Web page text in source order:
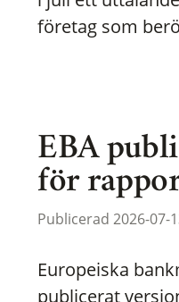
företag som
EBA
för
Publicerad 2026-07-
Europeiska
publicerat